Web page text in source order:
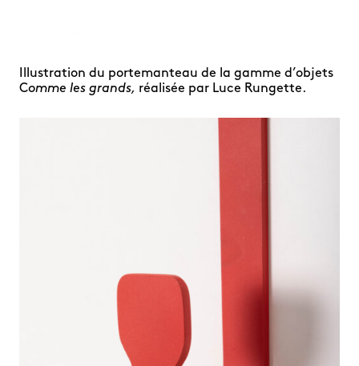
Illustration du portemanteau de la gamme d’objets
Comme les grands, réalisée par Luce Rungette.